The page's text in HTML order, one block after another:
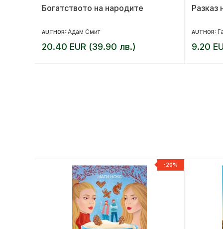
Богатството на народите
AUTHOR: Адам Смит
20.40 EUR (39.90 лв.)
Разказ
AUTHOR:
9.20
-20%